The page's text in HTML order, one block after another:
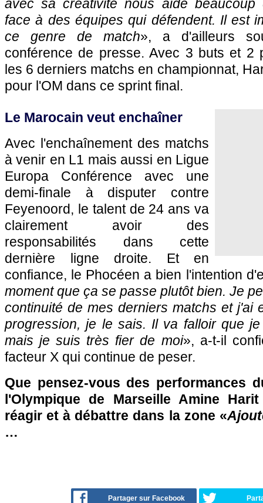
avec sa créativité nous aide beaucoup
face à des équipes qui défendent. Il est
ce genre de match», a d'ailleurs
conférence de presse. Avec 3 buts et 2
les 6 derniers matchs en championnat,
pour l'OM dans ce sprint final.
Le Marocain veut enchaîner
Avec l'enchaînement des matchs
à venir en L1 mais aussi en Ligue
Europa Conférence avec une
demi-finale à disputer contre
Feyenoord, le talent de 24 ans va
clairement avoir des
responsabilités dans cette
dernière ligne droite. Et en
confiance, le Phocéen a bien l'intention
moment que ça se passe plutôt bien. Je
continuité de mes derniers matchs et j'ai
progression, je le sais. Il va falloir que
mais je suis très fier de moi», a-t-il
facteur X qui continue de peser.
Que pensez-vous des performances
l'Olympique de Marseille Amine
réagir et à débattre dans la zone «
…
Partager sur Facebook